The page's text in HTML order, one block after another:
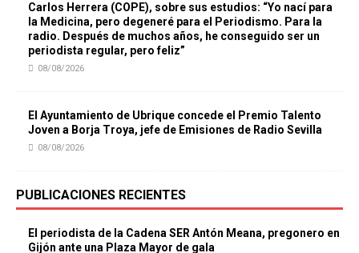
Carlos Herrera (COPE), sobre sus estudios: “Yo nací para
la Medicina, pero degeneré para el Periodismo. Para la
radio. Después de muchos años, he conseguido ser un
periodista regular, pero feliz”
08/08/2026
El Ayuntamiento de Ubrique concede el Premio Talento
Joven a Borja Troya, jefe de Emisiones de Radio Sevilla
08/08/2026
PUBLICACIONES RECIENTES
El periodista de la Cadena SER Antón Meana, pregonero en
Gijón ante una Plaza Mayor de gala